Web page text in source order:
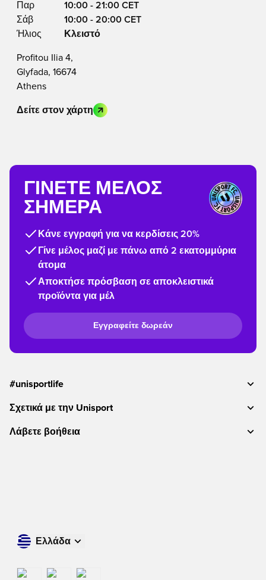
Παρ
10:00 - 21:00 CET
Σάβ
10:00 - 20:00 CET
Ήλιος
Κλειστό
Profitou Ilia 4,
Glyfada, 16674
Athens
Δείτε στον χάρτη
ΓΊΝΕΤΕ ΜΈΛΟΣ
ΣΉΜΕΡΑ
Κάνε εγγραφή για να κερδίσεις 20%
Γίνε μέλος μαζί με πάνω από 2 εκατομμύρια
άτομα
Αποκτήσε πρόσβαση σε αποκλειστικά
προϊόντα για μέλ
Εγγραφείτε δωρεάν
#unisportlife
Σχετικά με την Unisport
Λάβετε βοήθεια
Ελλάδα